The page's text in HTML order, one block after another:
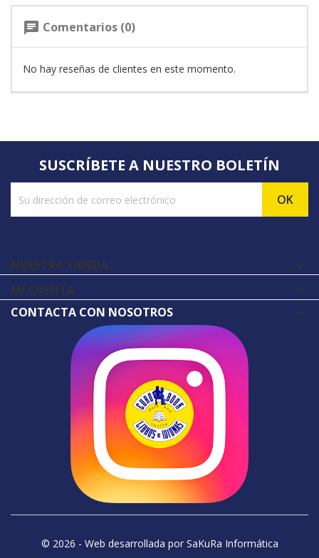
chat Comentarios (0)
No hay reseñas de clientes en este momento.
SUSCRÍBETE A NUESTRO BOLETÍN
NUESTRA TIENDA 
MI CUENTA 
CONTACTA CON NOSOTROS
© 2026 - Web desarrollada por SaKuRa Informática